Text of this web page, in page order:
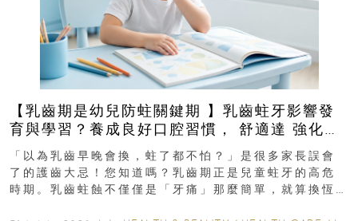
【乳齒期是幼兒防蛀關鍵期 】乳齒蛀牙影響發
育與學習？養成良好口腔習慣， 舒適達 強化琺
瑯質 兒童牙膏防護指南
「以為乳齒早晚會換，蛀了都不怕？」是很多家長誤會
了的護齒大忌！您知道嗎？乳齒期正是兒童蛀牙的高危
時期。乳齒蛀蝕不僅僅是「牙痛」那麼簡單，就算換恆